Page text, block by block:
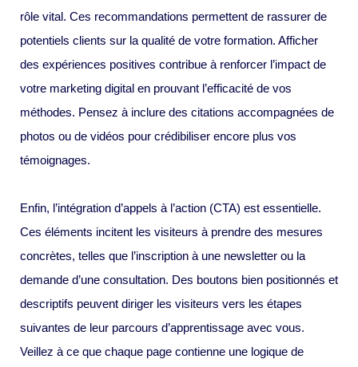
rôle vital. Ces recommandations permettent de rassurer de
potentiels clients sur la qualité de votre formation. Afficher
des expériences positives contribue à renforcer l’impact de
votre marketing digital en prouvant l’efficacité de vos
méthodes. Pensez à inclure des citations accompagnées de
photos ou de vidéos pour crédibiliser encore plus vos
témoignages.
Enfin, l’intégration d’appels à l’action (CTA) est essentielle.
Ces éléments incitent les visiteurs à prendre des mesures
concrètes, telles que l’inscription à une newsletter ou la
demande d’une consultation. Des boutons bien positionnés et
descriptifs peuvent diriger les visiteurs vers les étapes
suivantes de leur parcours d’apprentissage avec vous.
Veillez à ce que chaque page contienne une logique de